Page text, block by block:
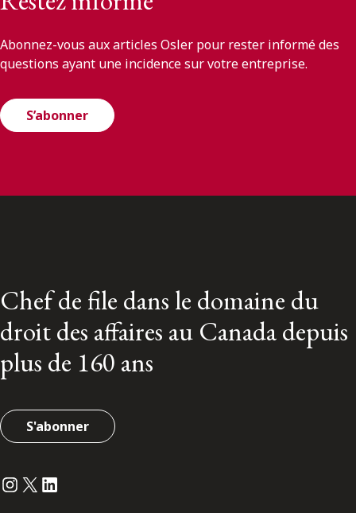
Abonnez-vous aux articles Osler pour rester informé des
questions ayant une incidence sur votre entreprise.
S’abonner
Chef de file dans le domaine du
droit des affaires au Canada depuis
plus de 160 ans
S'abonner
Instagram
Twitter
LinkedIn